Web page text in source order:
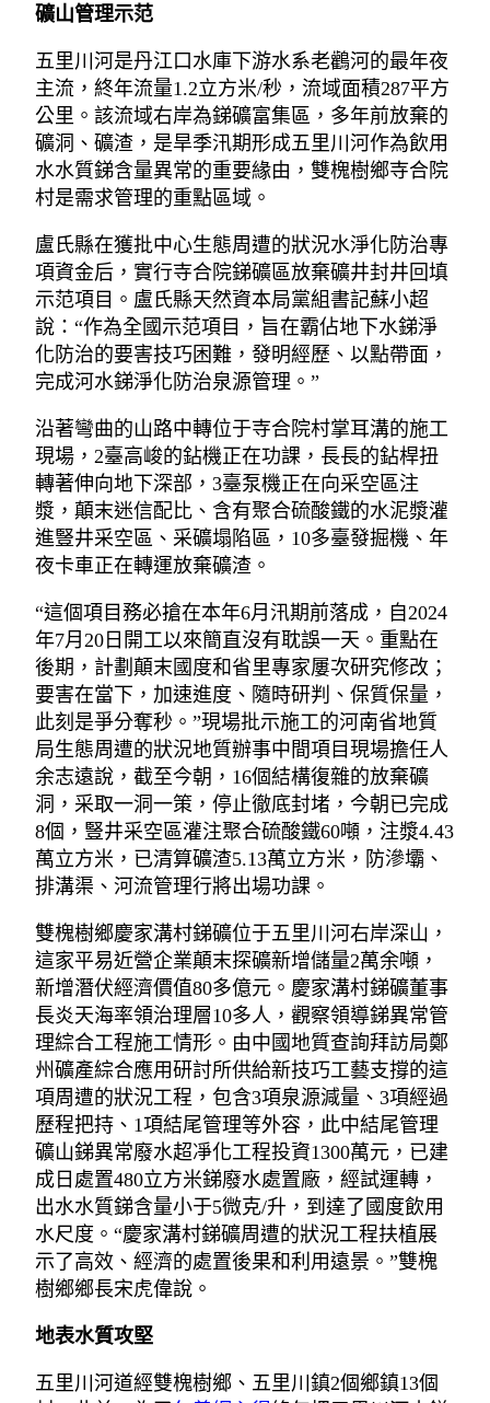
礦山管理示范
五里川河是丹江口水庫下游水系老鸛河的最年夜
主流，終年流量1.2立方米/秒，流域面積287平方
公里。該流域右岸為銻礦富集區，多年前放棄的
礦洞、礦渣，是旱季汛期形成五里川河作為飲用
水水質銻含量異常的重要緣由，雙槐樹鄉寺合院
村是需求管理的重點區域。
盧氏縣在獲批中心生態周遭的狀況水淨化防治專
項資金后，實行寺合院銻礦區放棄礦井封井回填
示范項目。盧氏縣天然資本局黨組書記蘇小超
說：“作為全國示范項目，旨在霸佔地下水銻淨
化防治的要害技巧困難，發明經歷、以點帶面，
完成河水銻淨化防治泉源管理。”
沿著彎曲的山路中轉位于寺合院村掌耳溝的施工
現場，2臺高峻的鉆機正在功課，長長的鉆桿扭
轉著伸向地下深部，3臺泵機正在向采空區注
漿，顛末迷信配比、含有聚合硫酸鐵的水泥漿灌
進豎井采空區、采礦塌陷區，10多臺發掘機、年
夜卡車正在轉運放棄礦渣。
“這個項目務必搶在本年6月汛期前落成，自2024
年7月20日開工以來簡直沒有耽誤一天。重點在
後期，計劃顛末國度和省里專家屢次研究修改；
要害在當下，加速進度、隨時研判、保質保量，
此刻是爭分奪秒。”現場批示施工的河南省地質
局生態周遭的狀況地質辦事中間項目現場擔任人
余志遠說，截至今朝，16個結構復雜的放棄礦
洞，采取一洞一策，停止徹底封堵，今朝已完成
8個，豎井采空區灌注聚合硫酸鐵60噸，注漿4.43
萬立方米，已清算礦渣5.13萬立方米，防滲壩、
排溝渠、河流管理行將出場功課。
雙槐樹鄉慶家溝村銻礦位于五里川河右岸深山，
這家平易近營企業顛末探礦新增儲量2萬余噸，
新增潛伏經濟價值80多億元。慶家溝村銻礦董事
長炎天海率領治理層10多人，觀察領導銻異常管
理綜合工程施工情形。由中國地質查詢拜訪局鄭
州礦產綜合應用研討所供給新技巧工藝支撐的這
項周遭的狀況工程，包含3項泉源減量、3項經過
歷程把持、1項結尾管理等外容，此中結尾管理
礦山銻異常廢水超凈化工程投資1300萬元，已建
成日處置480立方米銻廢水處置廠，經試運轉，
出水水質銻含量小于5微克/升，到達了國度飲用
水尺度。“慶家溝村銻礦周遭的狀況工程扶植展
示了高效、經濟的處置後果和利用遠景。”雙槐
樹鄉鄉長宋虎偉說。
地表水質攻堅
五里川河道經雙槐樹鄉、五里川鎮2個鄉鎮13個